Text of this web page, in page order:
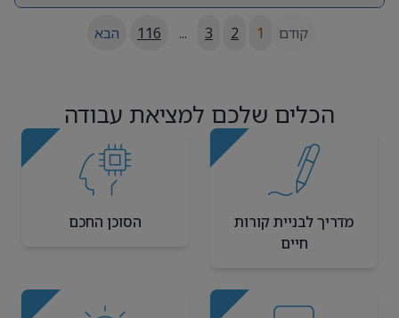
קודם 1
2
3
...
116 הבא
הכלים שלכם למציאת עבודה
מדריך לבניית קורות
חיים
הסוכן החכם